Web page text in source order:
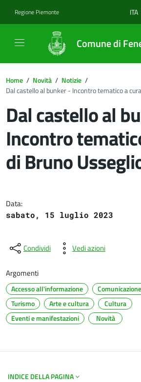
Regione Piemonte ITA
Comune di
Home / Novità / Notizie /
Dal castello al bunker - Incontro tematico a
Dal castello al
Incontro
di Bruno
Data:
sabato, 15 luglio 2023
Condividi Vedi azioni
Argomenti
Accesso all'informazione
Turismo
Arte e cultura
Cultura
Eventi e manifestazioni
Novità
INDICE DELLA PAGINA